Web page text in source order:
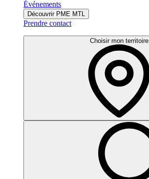
Événements
Découvrir PME MTL
Prendre contact
Choisir mon territoire